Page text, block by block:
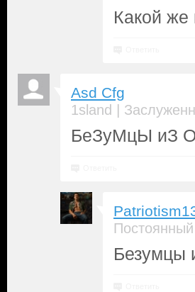
Какой же
Asd Cfg
1sland |
БеЗуМцЫ иЗ
Безумцы